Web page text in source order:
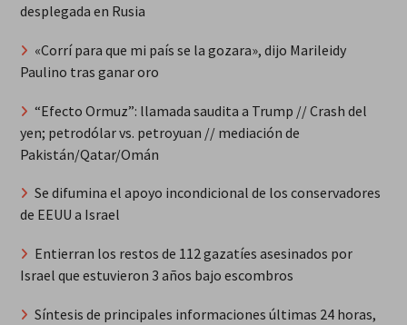
desplegada en Rusia
«Corrí para que mi país se la gozara», dijo Marileidy
Paulino tras ganar oro
“Efecto Ormuz”: llamada saudita a Trump // Crash del
yen; petrodólar vs. petroyuan // mediación de
Pakistán/Qatar/Omán
Se difumina el apoyo incondicional de los conservadores
de EEUU a Israel
Entierran los restos de 112 gazatíes asesinados por
Israel que estuvieron 3 años bajo escombros
Síntesis de principales informaciones últimas 24 horas,